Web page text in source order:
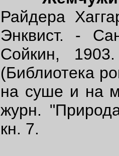
Райдера
Энквист. -
Сойкин,
(Библиотека
на суше и на
журн.
кн. 7.